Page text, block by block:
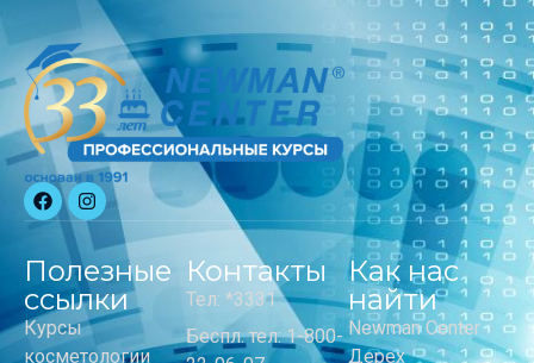
Полезные
ссылки
Курсы
косметологии
Контакты
Тел: *3331
Беспл. тел: 1-800-
Как нас
найти
Newman Center
Дерех